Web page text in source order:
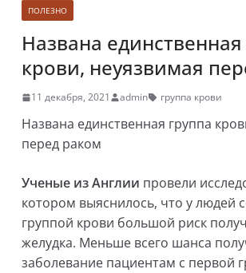
ПОЛЕЗНО
Названа единственная
крови, неуязвимая
11 декабря, 2021 admin группа крови
Названа единственная группа
перед раком
Ученые из Англии провели
котором выяснилось, что у людей
группой крови большой риск
желудка. Меньше всего шанса
заболевание пациентам с первой